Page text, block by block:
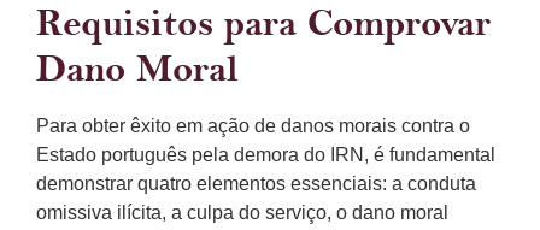
Requisitos para Comprovar
Dano Moral
Para obter êxito em ação de danos morais contra o
Estado português pela demora do IRN, é fundamental
demonstrar quatro elementos essenciais: a conduta
omissiva ilícita, a culpa do serviço, o dano moral